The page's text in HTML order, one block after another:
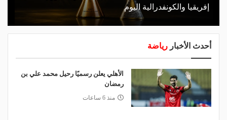
إفريقيا والكونفدرالية اليوم
أحدث الأخبار رياضة
الأهلي يعلن رسميًا رحيل محمد علي بن
رمضان
منذ 6 ساعات